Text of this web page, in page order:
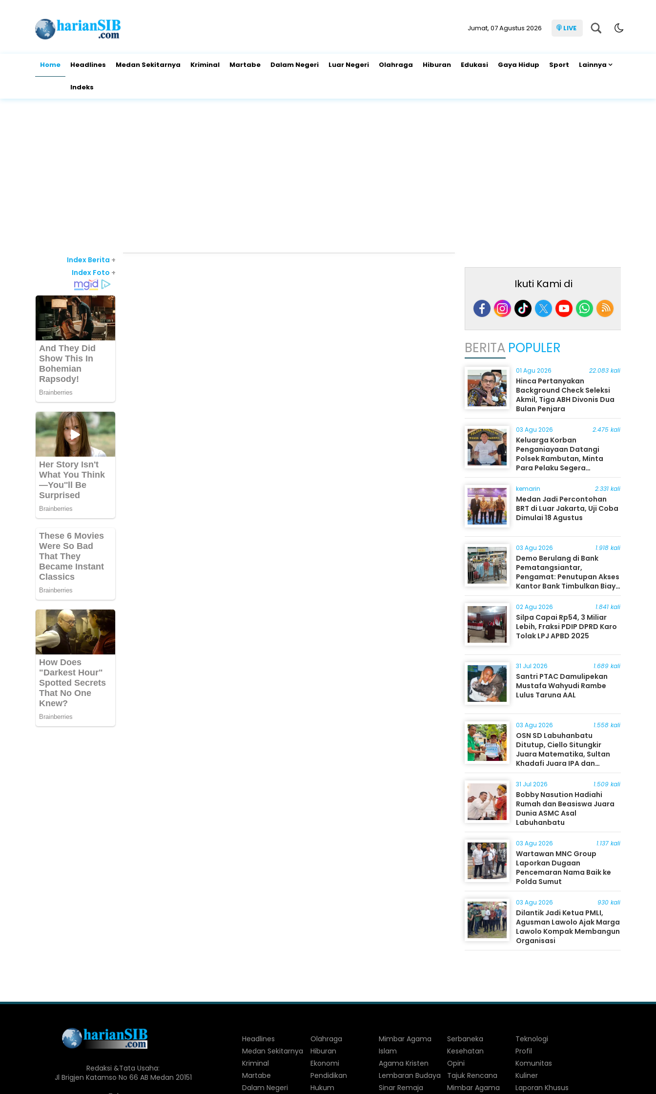
Jumat, 07 Agustus 2026 LIVE
Home Headlines Medan Sekitarnya Kriminal Martabe Dalam Negeri Luar Negeri Olahraga Hiburan Edukasi Gaya Hidup Sport Lainnya
Indeks
Index Berita +
Index Foto +
Ikuti Kami di
BERITA POPULER
01 Agu 2026 22.083 kali
Hinca Pertanyakan
Background Check Seleksi
Akmil, Tiga ABH Divonis Dua
Bulan Penjara
03 Agu 2026 2.475 kali
Keluarga Korban
Penganiayaan Datangi
Polsek Rambutan, Minta
Para Pelaku Segera
Ditangkap
kemarin 2.331 kali
Medan Jadi Percontohan
BRT di Luar Jakarta, Uji Coba
Dimulai 18 Agustus
03 Agu 2026 1.918 kali
Demo Berulang di Bank
Pematangsiantar,
Pengamat: Penutupan Akses
Kantor Bank Timbulkan Biaya
Ekonomi bagi Masyarakat
02 Agu 2026 1.841 kali
Silpa Capai Rp54, 3 Miliar
Lebih, Fraksi PDIP DPRD Karo
Tolak LPJ APBD 2025
31 Jul 2026 1.689 kali
Santri PTAC Damulipekan
Mustafa Wahyudi Rambe
Lulus Taruna AAL
03 Agu 2026 1.558 kali
OSN SD Labuhanbatu
Ditutup, Ciello Situngkir
Juara Matematika, Sultan
Khadafi Juara IPA dan
Timothy Rangkuti Juara IPS
31 Jul 2026 1.509 kali
Bobby Nasution Hadiahi
Rumah dan Beasiswa Juara
Dunia ASMC Asal
Labuhanbatu
03 Agu 2026 1.137 kali
Wartawan MNC Group
Laporkan Dugaan
Pencemaran Nama Baik ke
Polda Sumut
03 Agu 2026 930 kali
Dilantik Jadi Ketua PMLI,
Agusman Lawolo Ajak Marga
Lawolo Kompak Membangun
Organisasi
Redaksi &Tata Usaha:
Jl Brigjen Katamso No 66 AB Medan 20151
Headlines
Medan Sekitarnya
Kriminal
Martabe
Dalam Negeri
Olahraga
Hiburan
Ekonomi
Pendidikan
Hukum
Mimbar Agama
Islam
Agama Kristen
Lembaran Budaya
Sinar Remaja
Serbaneka
Kesehatan
Opini
Tajuk Rencana
Mimbar Agama
Teknologi
Profil
Komunitas
Kuliner
Laporan Khusus